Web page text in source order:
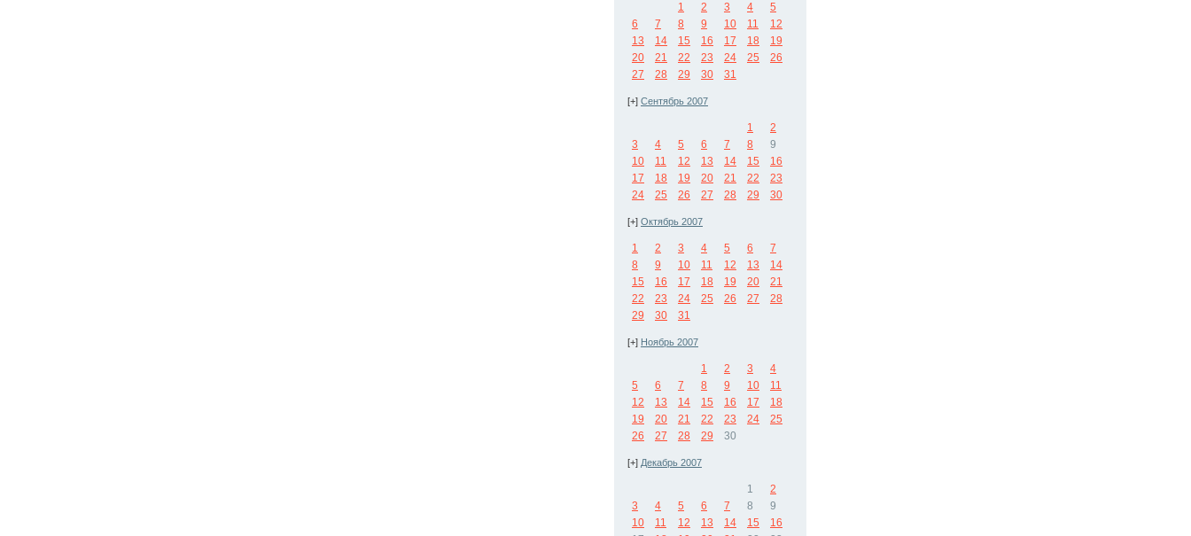
1 2 3 4
5
6
7 8 9 10 11
12
13
14 15 16 17 18
19
20
21 22 23 24 25
26
27
28 29 30 31
[+] Сентябрь 2007
1
2
3
4 5 6 7 8
9
10
11 12 13 14 15
16
17
18 19 20 21 22
23
24
25 26 27 28 29 30
[+] Октябрь 2007
1 2 3 4 5 6
7
8
9 10 11 12 13
14
15
16 17 18 19 20
21
22
23 24 25 26 27
28
29
30 31
[+] Ноябрь 2007
1 2 3
4
5
6 7 8 9 10
11
12
13 14 15 16 17
18
19
20 21 22 23 24
25
26
27 28 29 30
[+] Декабрь 2007
1
2
3
4 5 6 7 8
9
10
11 12 13 14 15
16